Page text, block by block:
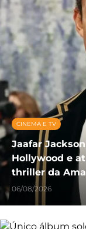
CINEMA E TV
Jaafar
Hollywood e
thriller da
06/08/2026